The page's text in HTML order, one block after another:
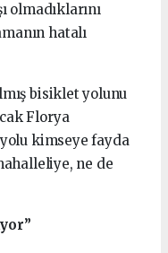
olmadıklarını
hatalı
bisiklet yolunu
Florya
kimseye fayda
ne de